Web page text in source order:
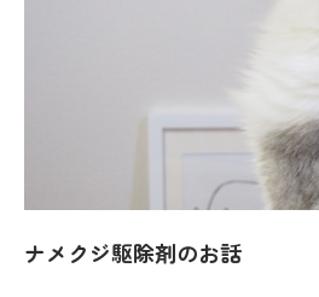
動物病院をお探しの際
お気軽にお問い合わせ
ください。
ナメクジ駆除剤のお話